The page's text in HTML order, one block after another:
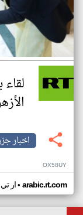
اخبار
OX58UY
ار• arabic.rt.com